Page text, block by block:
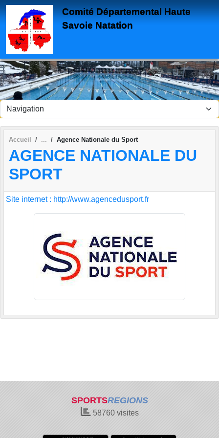
Comité Départemental Haute
Savoie Natation
Accueil Agence Nationale du Sport
AGENCE NATIONALE DU
SPORT
Site internet : http://www.agencedusport.fr
SPORTSREGIONS
58760visites
Panneau de gestion des cookies